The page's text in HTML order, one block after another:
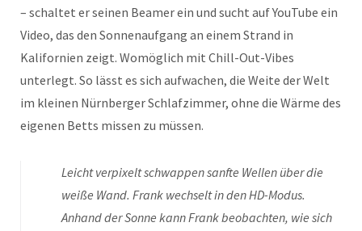
– schaltet er seinen Beamer ein und sucht auf YouTube ein
Video, das den Sonnenaufgang an einem Strand in
Kalifornien zeigt. Womöglich mit Chill-Out-Vibes
unterlegt. So lässt es sich aufwachen, die Weite der Welt
im kleinen Nürnberger Schlafzimmer, ohne die Wärme des
eigenen Betts missen zu müssen.
Leicht verpixelt schwappen sanfte Wellen über die
weiße Wand. Frank wechselt in den HD-Modus.
Anhand der Sonne kann Frank beobachten, wie sich